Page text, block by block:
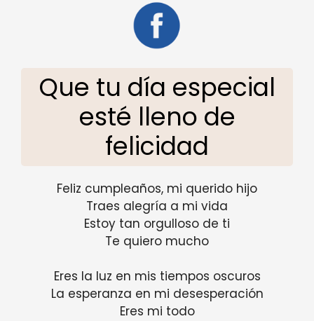
Que tu día especial
esté lleno de
felicidad
Feliz cumpleaños, mi querido hijo
Traes alegría a mi vida
Estoy tan orgulloso de ti
Te quiero mucho
Eres la luz en mis tiempos oscuros
La esperanza en mi desesperación
Eres mi todo